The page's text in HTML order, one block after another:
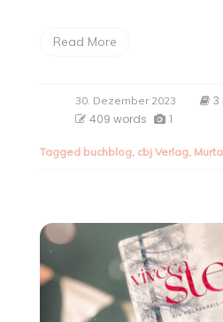
Read More
30. Dezember 2023 3
409 words
1
Tagged buchblog, cbj Verlag,